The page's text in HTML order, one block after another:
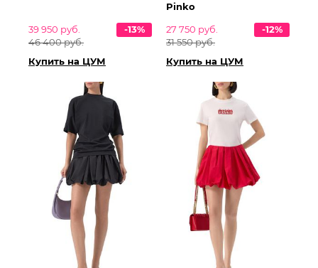
39 950 руб.
46 400 руб.
-13%
Купить на ЦУМ
Pinko
27 750 руб.
31 550 руб.
-12%
Купить на ЦУМ